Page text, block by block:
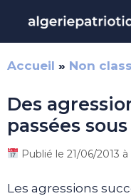
contenu
Accueil » Non
Des
passées
Publié le 21/06/2013
Les agressions